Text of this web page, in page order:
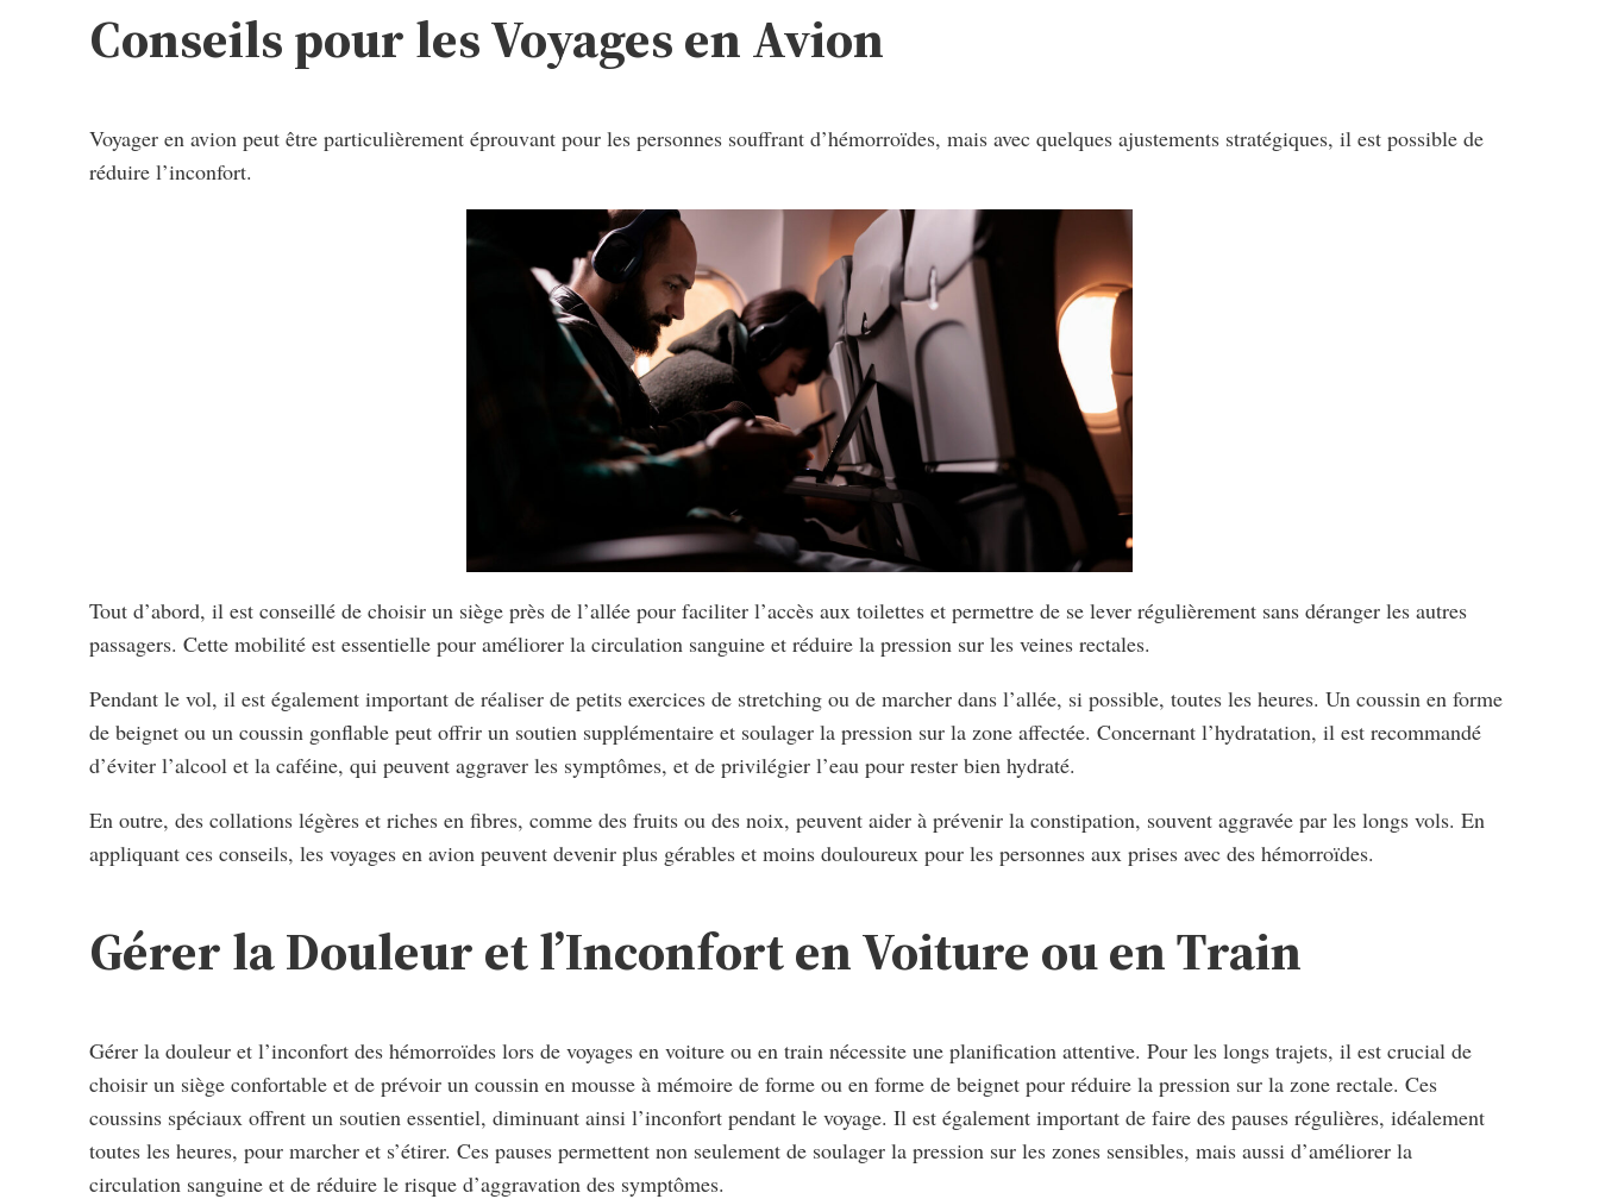
Conseils pour les Voyages en Avion
Voyager en avion peut être particulièrement éprouvant pour les personnes souffrant d’hémorroïdes, mais avec quelques ajustements stratégiques, il est possible de
réduire l’inconfort.
Tout d’abord, il est conseillé de choisir un siège près de l’allée pour faciliter l’accès aux toilettes et permettre de se lever régulièrement sans déranger les autres
passagers. Cette mobilité est essentielle pour améliorer la circulation sanguine et réduire la pression sur les veines rectales.
Pendant le vol, il est également important de réaliser de petits exercices de stretching ou de marcher dans l’allée, si possible, toutes les heures. Un coussin en forme
de beignet ou un coussin gonflable peut offrir un soutien supplémentaire et soulager la pression sur la zone affectée. Concernant l’hydratation, il est recommandé
d’éviter l’alcool et la caféine, qui peuvent aggraver les symptômes, et de privilégier l’eau pour rester bien hydraté.
En outre, des collations légères et riches en fibres, comme des fruits ou des noix, peuvent aider à prévenir la constipation, souvent aggravée par les longs vols. En
appliquant ces conseils, les voyages en avion peuvent devenir plus gérables et moins douloureux pour les personnes aux prises avec des hémorroïdes.
Gérer la Douleur et l’Inconfort en Voiture ou en Train
Gérer la douleur et l’inconfort des hémorroïdes lors de voyages en voiture ou en train nécessite une planification attentive. Pour les longs trajets, il est crucial de
choisir un siège confortable et de prévoir un coussin en mousse à mémoire de forme ou en forme de beignet pour réduire la pression sur la zone rectale. Ces
coussins spéciaux offrent un soutien essentiel, diminuant ainsi l’inconfort pendant le voyage. Il est également important de faire des pauses régulières, idéalement
toutes les heures, pour marcher et s’étirer. Ces pauses permettent non seulement de soulager la pression sur les zones sensibles, mais aussi d’améliorer la
circulation sanguine et de réduire le risque d’aggravation des symptômes.